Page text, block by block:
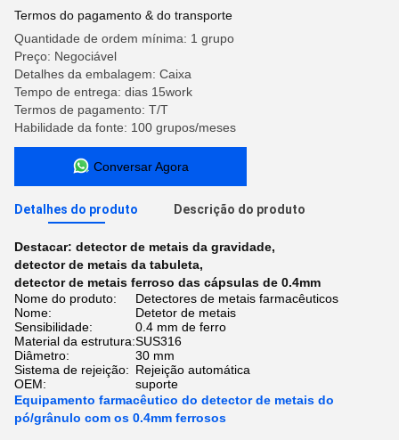
Termos do pagamento & do transporte
Quantidade de ordem mínima: 1 grupo
Preço: Negociável
Detalhes da embalagem: Caixa
Tempo de entrega: dias 15work
Termos de pagamento: T/T
Habilidade da fonte: 100 grupos/meses
Conversar Agora
Detalhes do produto Descrição do produto
Destacar: detector de metais da gravidade,
detector de metais da tabuleta,
detector de metais ferroso das cápsulas de 0.4mm
Nome do produto:
Detectores de metais farmacêuticos
Nome:
Detetor de metais
Sensibilidade:
0.4 mm de ferro
Material da estrutura:SUS316
Diâmetro:
30 mm
Sistema de rejeição: Rejeição automática
OEM:
suporte
Equipamento farmacêutico do detector de metais do
pó/grânulo com os 0.4mm ferrosos